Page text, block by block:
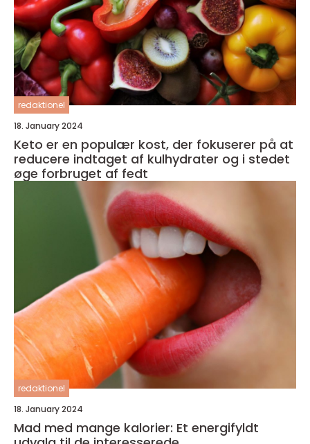
redaktionel
18. January 2024
Keto er en populær kost, der fokuserer på at
reducere indtaget af kulhydrater og i stedet
øge forbruget af fedt
redaktionel
18. January 2024
Mad med mange kalorier: Et energifyldt